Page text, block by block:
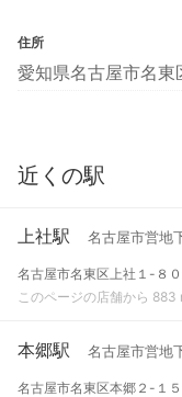
住所
愛知県名古屋市名東
近くの駅
上社駅 名古屋市営地
名古屋市名東区上社１-８０
このページの店舗から 883
本郷駅 名古屋市営地
名古屋市名東区本郷２-１５